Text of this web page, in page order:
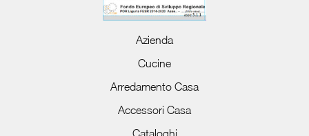
Azienda
Cucine
Arredamento Casa
Accessori Casa
Cataloghi